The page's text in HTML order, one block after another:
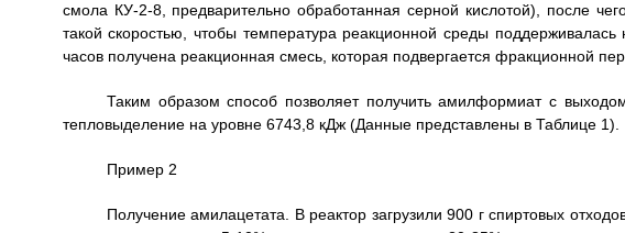
смола КУ-2-8, предварительно обработанная серной кислотой), после
такой скоростью, чтобы температура реакционной среды
часов получена реакционная смесь, которая подвергается фракционной
Таким образом способ позволяет получить амилформиат с
тепловыделение на уровне 6743,8 кДж (Данные представлены в Таблице 1).
Пример 2
Получение амилацетата. В реактор загрузили 900 г спиртовых